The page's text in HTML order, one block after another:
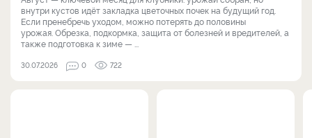
внутри кустов идёт закладка цветочных почек на будущий год.
Если пренебречь уходом, можно потерять до половины
урожая. Обрезка, подкормка, защита от болезней и вредителей, а
также подготовка к зиме — ...
30.07.2026 0 722